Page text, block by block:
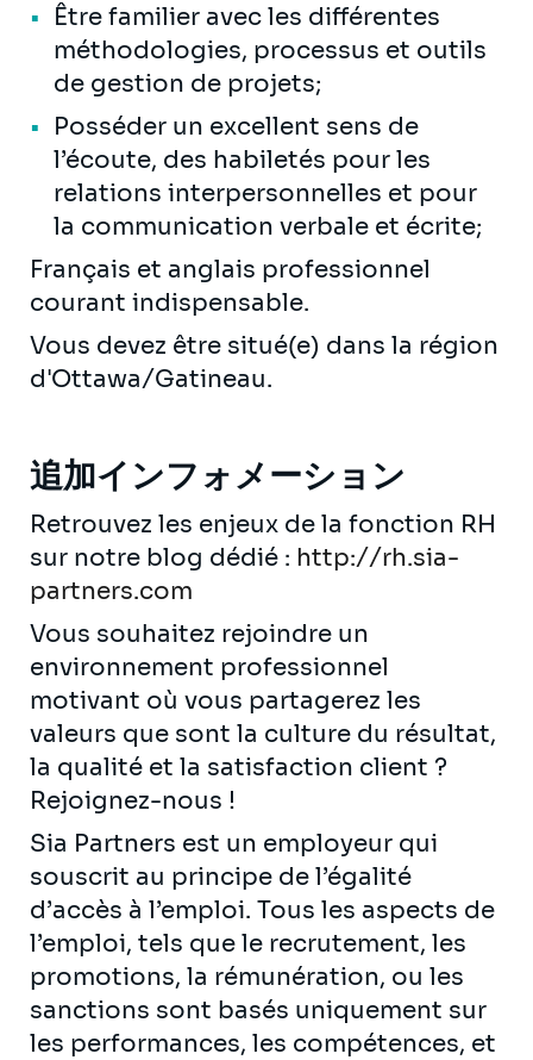
Être familier avec les différentes
méthodologies, processus et outils
de gestion de projets;
Posséder un excellent sens de
l’écoute, des habiletés pour les
relations interpersonnelles et pour
la communication verbale et écrite;
Français et anglais professionnel
courant indispensable.
Vous devez être situé(e) dans la région
d'Ottawa/Gatineau.
追加インフォメーション
Retrouvez les enjeux de la fonction RH
sur notre blog dédié : http://rh.sia-
partners.com
Vous souhaitez rejoindre un
environnement professionnel
motivant où vous partagerez les
valeurs que sont la culture du résultat,
la qualité et la satisfaction client ?
Rejoignez-nous !
Sia Partners est un employeur qui
souscrit au principe de l’égalité
d’accès à l’emploi. Tous les aspects de
l’emploi, tels que le recrutement, les
promotions, la rémunération, ou les
sanctions sont basés uniquement sur
les performances, les compétences, et